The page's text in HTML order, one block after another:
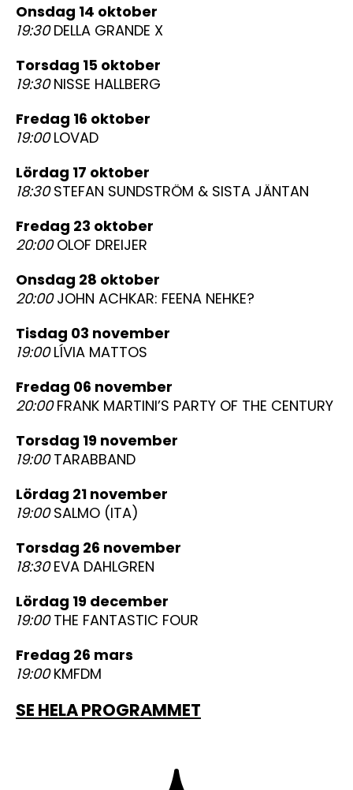
onsdag 14 oktober
19:30DELLA GRANDE X
torsdag 15 oktober
19:30NISSE HALLBERG
fredag 16 oktober
19:00LOVAD
lördag 17 oktober
18:30STEFAN SUNDSTRÖM & SISTA JÄNTAN
fredag 23 oktober
20:00OLOF DREIJER
onsdag 28 oktober
20:00JOHN ACHKAR: FEENA NEHKE?
tisdag 03 november
19:00LÍVIA MATTOS
fredag 06 november
20:00FRANK MARTINI’S PARTY OF THE CENTURY
torsdag 19 november
19:00TARABBAND
lördag 21 november
19:00SALMO (ITA)
torsdag 26 november
18:30EVA DAHLGREN
lördag 19 december
19:00THE FANTASTIC FOUR
fredag 26 mars
19:00KMFDM
SE HELA PROGRAMMET